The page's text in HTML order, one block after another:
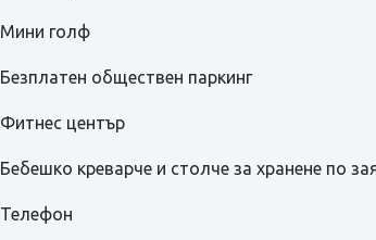
Мини голф
Безплатен обществен паркинг
Фитнес център
Бебешко креварче и столче за хранене по
Телефон